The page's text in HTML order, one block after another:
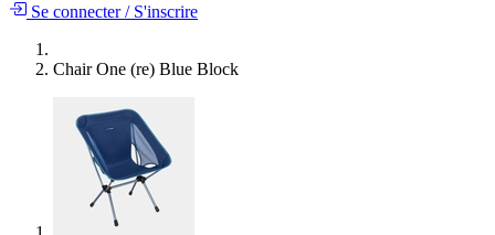
Se connecter/S'inscrire
Chair One (re) Blue Block